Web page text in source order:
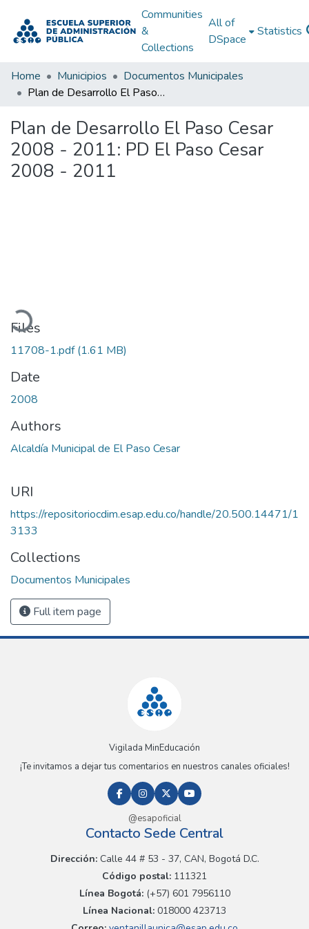
Communities
&
Collections
All of
DSpace
Statistics
Home Municipios
Documentos Municipales
Plan de Desarrollo El Paso Cesar 2008 - 2011: PD El Paso Cesar 2008 - 2011
Plan de Desarrollo El Paso Cesar
2008 - 2011: PD El Paso Cesar
2008 - 2011
Loading...
Files
11708-1.pdf(1.61 MB)
Date
2008
Authors
Alcaldía Municipal de El Paso Cesar
URI
https://repositoriocdim.esap.edu.co/handle/20.500.14471/1
3133
Collections
Documentos Municipales
Full item page
Vigilada MinEducación
¡Te invitamos a dejar tus comentarios en nuestros canales oficiales!
@esapoficial
Contacto Sede Central
Dirección:Calle 44 # 53 - 37, CAN, Bogotá D.C.
Código postal: 111321
Línea Bogotá:(+57) 601 7956110
Línea Nacional: 018000 423713